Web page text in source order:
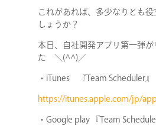
これがあれば、多少なりとも
しょうか？
本日、自社開発アプリ第一弾が
た ＼(^^)／
・iTunes 『Team Scheduler』
https://itunes.apple.com/jp/
・Google play 『Team